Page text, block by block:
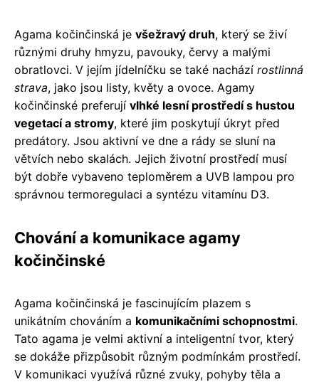
Agama kočinčinská je všežravý druh, který se živí
různými druhy hmyzu, pavouky, červy a malými
obratlovci. V jejím jídelníčku se také nachází rostlinná
strava, jako jsou listy, květy a ovoce. Agamy
kočinčinské preferují vlhké lesní prostředí s hustou
vegetací a stromy, které jim poskytují úkryt před
predátory. Jsou aktivní ve dne a rády se sluní na
větvích nebo skalách. Jejich životní prostředí musí
být dobře vybaveno teploměrem a UVB lampou pro
správnou termoregulaci a syntézu vitamínu D3.
Chování a komunikace agamy
kočinčinské
Agama kočinčinská je fascinujícím plazem s
unikátním chováním a komunikačními schopnostmi.
Tato agama je velmi aktivní a inteligentní tvor, který
se dokáže přizpůsobit různým podmínkám prostředí.
V komunikaci využívá různé zvuky, pohyby těla a